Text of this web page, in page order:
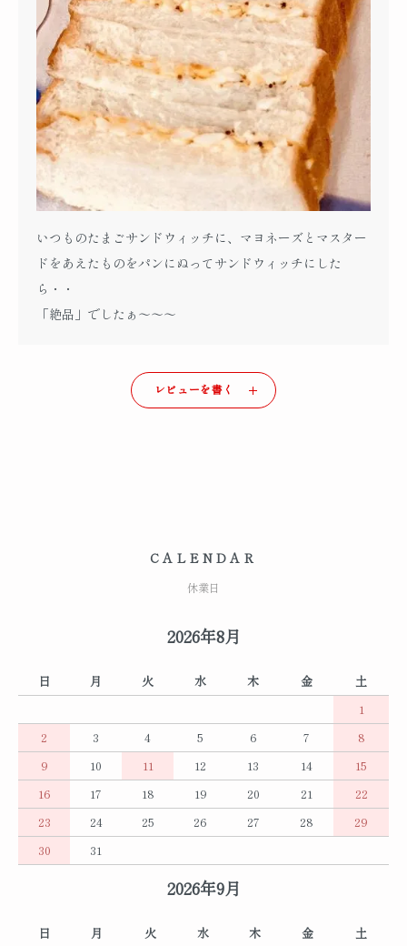
いつものたまごサンドウィッチに、マヨネーズとマスター
ドをあえたものをパンにぬってサンドウィッチにした
ら・・
「絶品」でしたぁ～～～
レビューを書く
CALENDAR
休業日
2026年8月
日 月 火 水 木 金
土
1
2
3 4 5 6 7
8
9
10 11 12 13 14
15
16
17 18 19 20 21
22
23
24 25 26 27 28
29
30
31
2026年9月
日 月 火 水 木 金
土